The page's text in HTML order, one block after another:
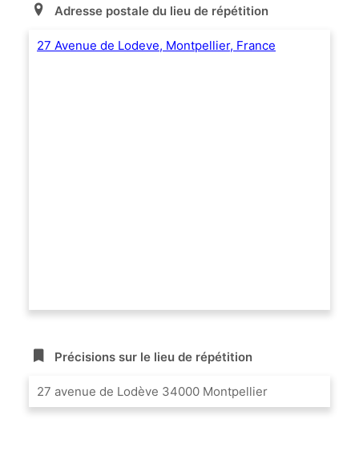
Adresse postale du lieu de répétition
27 Avenue de Lodeve, Montpellier, France
Précisions sur le lieu de répétition
27 avenue de Lodève 34000 Montpellier